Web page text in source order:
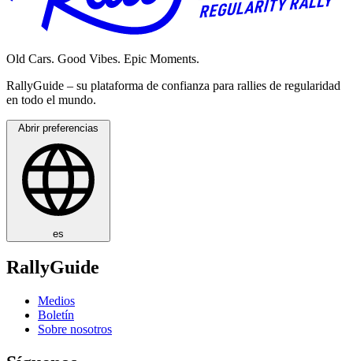
Old Cars. Good Vibes. Epic Moments.
RallyGuide – su plataforma de confianza para rallies de regularidad
en todo el mundo.
Abrir preferencias
es
RallyGuide
Medios
Boletín
Sobre nosotros